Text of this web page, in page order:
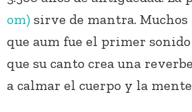
om) sirve de mantra.
que aum fue el primer
que su canto crea una
a calmar el cuerpo y la